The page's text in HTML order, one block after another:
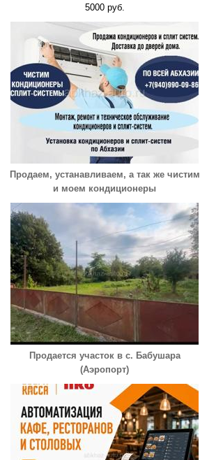
5000 руб.
Продаем, устанавливаем, а так же чистим
и моем кондиционеры
Продается участок в с. Бабушара
(Аэропорт)